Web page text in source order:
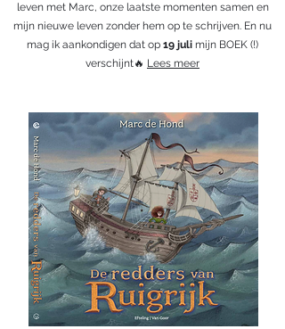
leven met Marc, onze laatste momenten samen en
mijn nieuwe leven zonder hem op te schrijven. En nu
mag ik aankondigen dat op 19 juli mijn BOEK (!)
verschijnt🔥 Lees meer